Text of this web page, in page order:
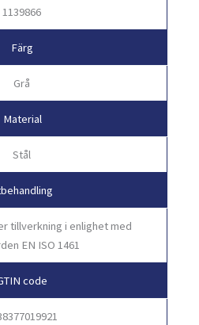
1139866
Färg
Grå
Material
Stål
tillverkning i enlighet med
EN ISO 1461
code